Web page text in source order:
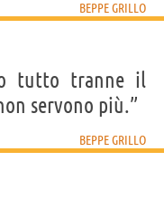
BEPPE GRILLO
tutto tranne il
servono più.”
BEPPE GRILLO